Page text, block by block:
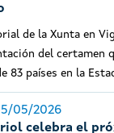
de la Xunta en
del certamen
83 países en la
05/2026
celebra el